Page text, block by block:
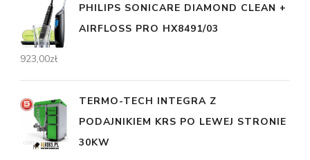
PHILIPS SONICARE DIAMOND CLEAN +
AIRFLOSS PRO HX8491/03
923,00zł
TERMO-TECH INTEGRA Z
PODAJNIKIEM KRS PO LEWEJ STRONIE
30KW